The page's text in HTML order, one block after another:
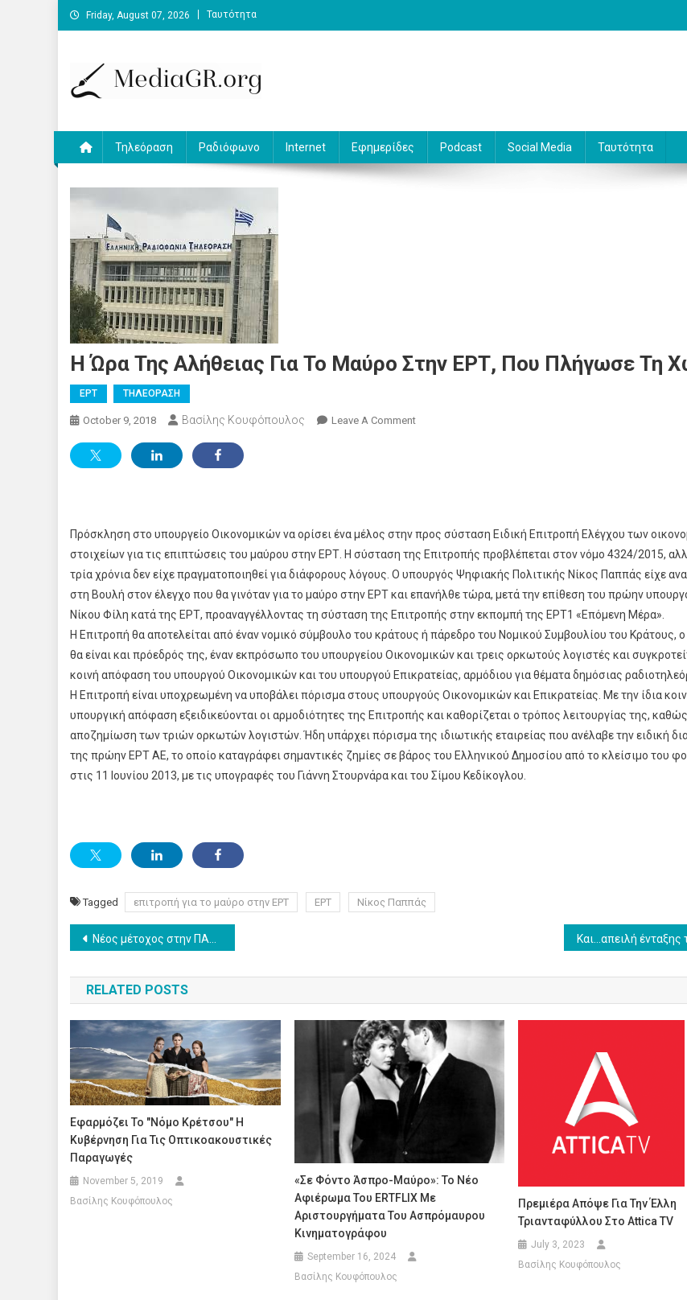
Skip
to
Friday, August 07, 2026 Ταυτότητα
Τηλεόραση Ραδιόφωνο Internet Εφημερίδες Podcast Social Media Ταυτότητα
Η Ώρα Της Αλήθειας Για Το Μαύρο Στην ΕΡΤ, Που Πλήγωσε Τη
ΕΡΤ ΤΗΛΕΟΡΑΣΗ
October 9, 2018 Βασίλης Κουφόπουλος Leave A CommentOn
Το
Μαύρο
Πλήγωσε
Τη
Χώρα
Πρόσκληση στο υπουργείο Οικονομικών να ορίσει ένα μέλος στην προς σύσταση Ειδική Επιτροπή Ελέγχου των
στοιχείων για τις επιπτώσεις του μαύρου στην ΕΡΤ. Η σύσταση της Επιτροπής προβλέπεται στον νόμο 4324/2015,
τρία χρόνια δεν είχε πραγματοποιηθεί για διάφορους λόγους. Ο υπουργός Ψηφιακής Πολιτικής Νίκος Παππάς είχε
στη Βουλή στον έλεγχο που θα γινόταν για το μαύρο στην ΕΡΤ και επανήλθε τώρα, μετά την επίθεση του πρώην
Νίκου Φίλη κατά της ΕΡΤ, προαναγγέλλοντας τη σύσταση της Επιτροπής στην εκπομπή της ΕΡΤ1 «Επόμενη Μέρα».
Η Επιτροπή θα αποτελείται από έναν νομικό σύμβουλο του κράτους ή πάρεδρο του Νομικού Συμβουλίου του Κράτους,
θα είναι και πρόεδρός της, έναν εκπρόσωπο του υπουργείου Οικονομικών και τρεις ορκωτούς λογιστές και
κοινή απόφαση του υπουργού Οικονομικών και του υπουργού Επικρατείας, αρμόδιου για θέματα δημόσιας
Η Επιτροπή είναι υποχρεωμένη να υποβάλει πόρισμα στους υπουργούς Οικονομικών και Επικρατείας. Με την ίδια
υπουργική απόφαση εξειδικεύονται οι αρμοδιότητες της Επιτροπής και καθορίζεται ο τρόπος λειτουργίας της,
αποζημίωση των τριών ορκωτών λογιστών. Ήδη υπάρχει πόρισμα της ιδιωτικής εταιρείας που ανέλαβε την ειδική
της πρώην ΕΡΤ ΑΕ, το οποίο καταγράφει σημαντικές ζημίες σε βάρος του Ελληνικού Δημοσίου από το κλείσιμο του
στις 11 Ιουνίου 2013, με τις υπογραφές του Γιάννη Στουρνάρα και του Σίμου Κεδίκογλου.
Tagged επιτροπή για το μαύρο στην ΕΡΤ ΕΡΤ Νίκος Παππάς
Post
navigation
Νέος μέτοχος στην ΠΑΕ Παναθηναϊκός
RELATED POSTS
Εφαρμόζει Το "νόμο Κρέτσου" Η
Κυβέρνηση Για Τις Οπτικοακουστικές
Παραγωγές
November 5, 2019
Βασίλης Κουφόπουλος
«Σε Φόντο Άσπρο-Μαύρο»: Το Νέο
Αφιέρωμα Του ERTFLIX Με
Αριστουργήματα Του Ασπρόμαυρου
Κινηματογράφου
September 16, 2024
Βασίλης Κουφόπουλος
Πρεμιέρα Απόψε Για Την Έλλη
Τριανταφύλλου Στο Attica TV
July 3, 2023
Βασίλης Κουφόπουλος